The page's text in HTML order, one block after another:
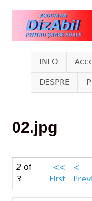
Skip to
www.dizabil.eu
INFO
DESPRE
02.jpg
2 of
3
<<
First
<